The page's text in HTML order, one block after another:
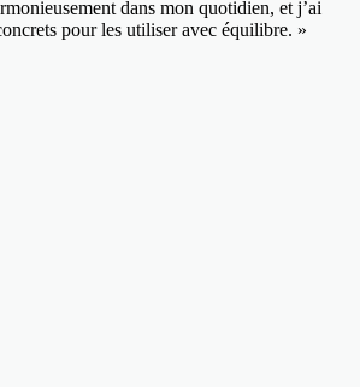
dans mon quotidien, et j’ai
pour les utiliser avec équilibre. »